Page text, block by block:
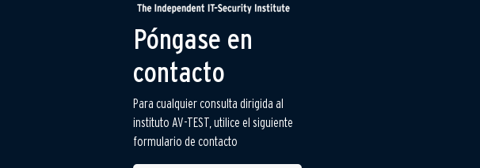
Póngase en
contacto
Para cualquier consulta dirigida al
instituto AV-TEST, utilice el siguiente
formulario de contacto